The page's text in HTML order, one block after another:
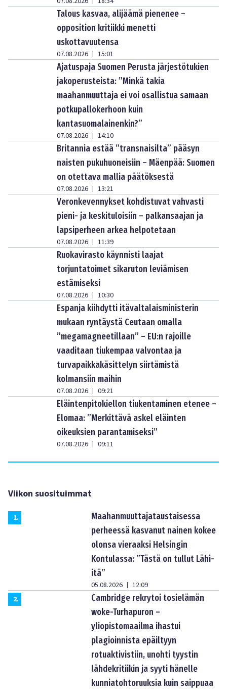
Talous kasvaa, alijäämä pienenee –
opposition kritiikki menetti
uskottavuutensa
07.08.2026 | 15:01
Ajatuspaja Suomen Perusta järjestötukien
jakoperusteista: ”Minkä takia
maahanmuuttaja ei voi osallistua samaan
potkupallokerhoon kuin
kantasuomalainenkin?”
07.08.2026 | 14:10
Britannia estää ”transnaisilta” pääsyn
naisten pukuhuoneisiin – Mäenpää: Suomen
on otettava mallia päätöksestä
07.08.2026 | 13:21
Veronkevennykset kohdistuvat vahvasti
pieni- ja keskituloisiin – palkansaajan ja
lapsiperheen arkea helpotetaan
07.08.2026 | 11:39
Ruokavirasto käynnisti laajat
torjuntatoimet sikaruton leviämisen
estämiseksi
07.08.2026 | 10:30
Espanja kiihdytti itävaltalaisministerin
mukaan ryntäystä Ceutaan omalla
”megamagneetillaan” – EU:n rajoille
vaaditaan tiukempaa valvontaa ja
turvapaikkakäsittelyn siirtämistä
kolmansiin maihin
07.08.2026 | 09:21
Eläintenpitokiellon tiukentaminen etenee –
Elomaa: ”Merkittävä askel eläinten
oikeuksien parantamiseksi”
07.08.2026 | 09:11
Viikon suosituimmat
1.
Maahanmuuttajataustaisessa
perheessä kasvanut nainen kokee
olonsa vieraaksi Helsingin
Kontulassa: ”Tästä on tullut Lähi-
itä”
05.08.2026 | 12:09
2.
Cambridge rekrytoi tosielämän
woke-Turhapuron –
yliopistomaailma ihastui
plagioinnista epäiltyyn
rotuaktivistiin, unohti tyystin
lähdekritiikin ja syyti hänelle
kunniatohtoruuksia kuin saippuaa